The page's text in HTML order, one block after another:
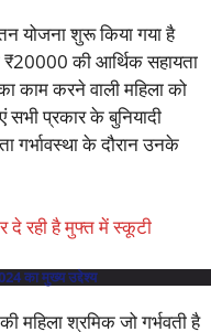
योजना शुरू किया गया है
₹20000 की आर्थिक सहायता
काम करने वाली महिला को
सभी प्रकार के बुनियादी
गर्भावस्था के दौरान उनके
दे रही है मुफ्त में स्कूटी
का मुख्य उद्देश्य
महिला श्रमिक जो गर्भवती है